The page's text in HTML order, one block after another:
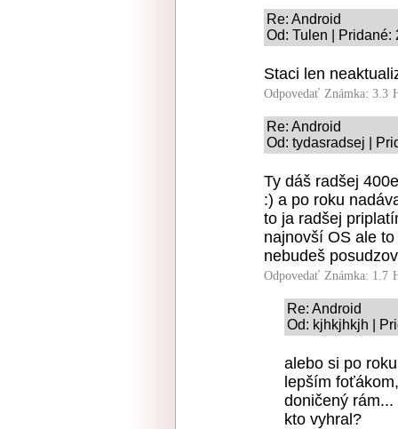
Re: Android
Od: Tulen | Pridané:
Staci len
Odpovedať Známka: 3.3
Re: Android
Od: tydasradsej |
Ty dáš radšej
:) a po roku
to ja radšej
najnovší OS ale
nebudeš
Odpovedať Známka: 1.7
Re: Android
Od: kjhkjhkjh |
alebo si po
lepším
doničený rám...
kto vyhral?